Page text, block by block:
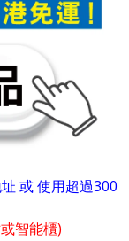
或 使用超過300
智能櫃)